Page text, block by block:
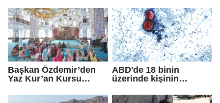
toplum kuruluşlarına
ziyaret: Gönül
köprülerini
güçlendirmeye devam
edeceğiz
Başkan Özdemir’den
Yaz Kur’an Kursu
ABD'de 18 binin
üzerinde kişinin
'siklosporiyazis'